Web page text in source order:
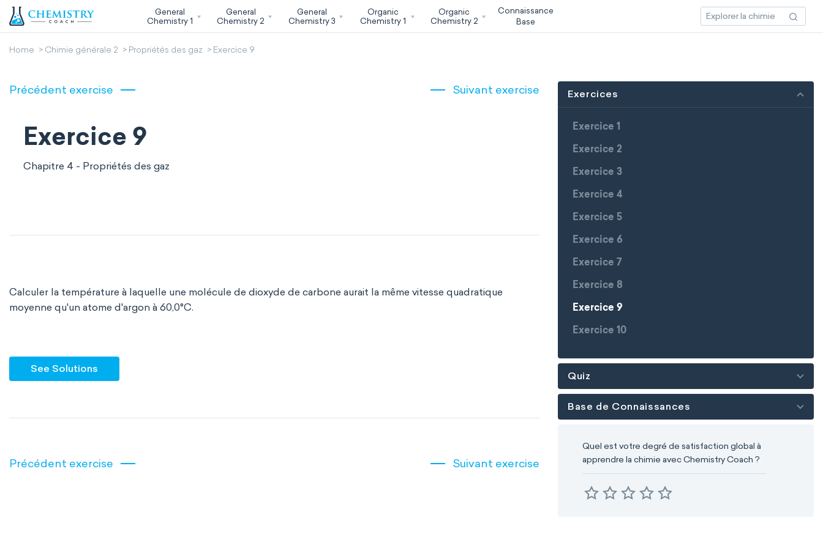
General
Chemistry 1
General
Chemistry 2
General
Chemistry 3
Organic
Chemistry 1
Organic
Chemistry 2
Connaissance
Base
Home Chimie générale 2 Propriétés des gaz Exercice 9
Précédent exercise Suivant exercise
Exercice 9
Chapitre 4 - Propriétés des gaz
Calculer la température à laquelle une molécule de dioxyde de carbone aurait la même vitesse quadratique
moyenne qu'un atome d'argon à 60,0°C.
See Solutions
Précédent exercise Suivant exercise
Exercices
Exercice 1
Exercice 2
Exercice 3
Exercice 4
Exercice 5
Exercice 6
Exercice 7
Exercice 8
Exercice 9
Exercice 10
Quiz
Base de Connaissances
Quel est votre degré de satisfaction global à
apprendre la chimie avec Chemistry Coach ?